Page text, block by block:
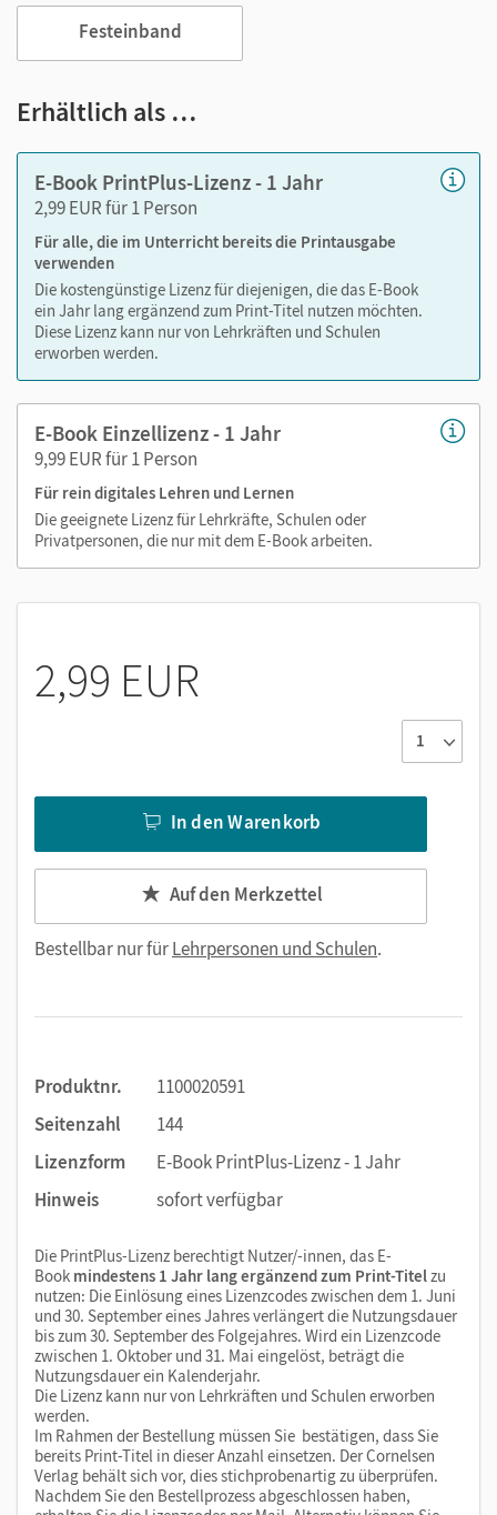
Notizen erstellen
Text ergänzen
im Text suchen
zoomen
Die Medien sind wichtige Bestandteile dieses E-Books. Sie
sind seitengenau platziert, damit Sie und Ihre Schüler/-innen
jederzeit unkompliziert darauf zugreifen können. So
gestalten Sie das Lehren und Lernen zeitsparend und
abwechslungsreich. Kein Medienwechsel! Kein
zeitaufwendiges Suchen!
Medien in diesem E-Book:
Audios
Videos
PDF-Dateien
Externe Weblinks zu Erklärfilmen, Dokumenten,
Festeinband
Erhältlich als …
E-Book PrintPlus-Lizenz - 1 Jahr
2,99 EUR für 1 Person
Für alle, die im Unterricht bereits die Printausgabe
verwenden
Die kostengünstige Lizenz für diejenigen, die das E-Book
ein Jahr lang ergänzend zum Print-Titel nutzen möchten.
Diese Lizenz kann nur von Lehrkräften und Schulen
erworben werden.
E-Book Einzellizenz - 1 Jahr
9,99 EUR für 1 Person
Für rein digitales Lehren und Lernen
Die geeignete Lizenz für Lehrkräfte, Schulen oder
Privatpersonen, die nur mit dem E-Book arbeiten.
2,99 EUR
In den Warenkorb
Auf den Merkzettel
Bestellbar nur fürLehrpersonen und Schulen.
Produktnr.
1100020591
Seitenzahl
144
Lizenzform
E-Book PrintPlus-Lizenz - 1 Jahr
Hinweis
sofort verfügbar
Die PrintPlus-Lizenz berechtigt Nutzer/-innen, das E-
Book mindestens 1 Jahr lang ergänzend zum Print-Titelzu
nutzen: Die Einlösung eines Lizenzcodes zwischen dem 1. Juni
und 30. September eines Jahres verlängert die Nutzungsdauer
bis zum 30. September des Folgejahres. Wird ein Lizenzcode
zwischen 1. Oktober und 31. Mai eingelöst, beträgt die
Nutzungsdauer ein Kalenderjahr.
Die Lizenz kann nur von Lehrkräften und Schulen erworben
werden.
Im Rahmen der Bestellung müssen Sie bestätigen, dass Sie
bereits Print-Titel in dieser Anzahl einsetzen. Der Cornelsen
Verlag behält sich vor, dies stichprobenartig zu überprüfen.
Nachdem Sie den Bestellprozess abgeschlossen haben,